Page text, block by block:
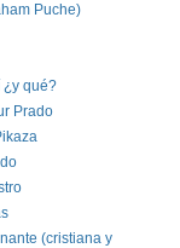
Puche)
¿y qué?
Prado
(cristiana y